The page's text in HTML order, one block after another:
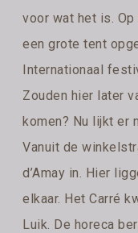
voor wat het is.
een grote tent
Internationaal
Zouden hier later
komen? Nu lijkt er
Vanuit de
d’Amay in. Hier
elkaar. Het Carré
Luik. De horeca